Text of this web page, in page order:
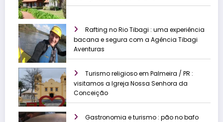
Rafting no Rio Tibagi : uma experiência
bacana e segura com a Agência Tibagi
Aventuras
Turismo religioso em Palmeira / PR :
visitamos a Igreja Nossa Senhora da
Conceição
Gastronomia e turismo : pão no bafo